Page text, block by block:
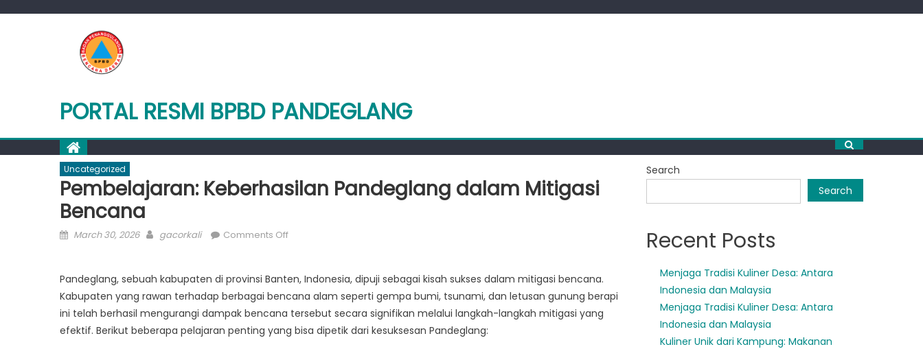
PORTAL RESMI BPBD PANDEGLANG
Uncategorized
Pembelajaran: Keberhasilan Pandeglang dalam Mitigasi
Bencana
Posted
March 30, 2026 Author
gacorkali Comments Offon
Pandeglang
dalam
Mitigasi
Bencana
Pandeglang, sebuah kabupaten di provinsi Banten, Indonesia, dipuji sebagai kisah sukses dalam mitigasi bencana.
Kabupaten yang rawan terhadap berbagai bencana alam seperti gempa bumi, tsunami, dan letusan gunung berapi
ini telah berhasil mengurangi dampak bencana tersebut secara signifikan melalui langkah-langkah mitigasi yang
efektif. Berikut beberapa pelajaran penting yang bisa dipetik dari kesuksesan Pandeglang:
Search
Search
Recent Posts
Menjaga Tradisi Kuliner Desa: Antara
Indonesia dan Malaysia
Menjaga Tradisi Kuliner Desa: Antara
Indonesia dan Malaysia
Kuliner Unik dari Kampung: Makanan